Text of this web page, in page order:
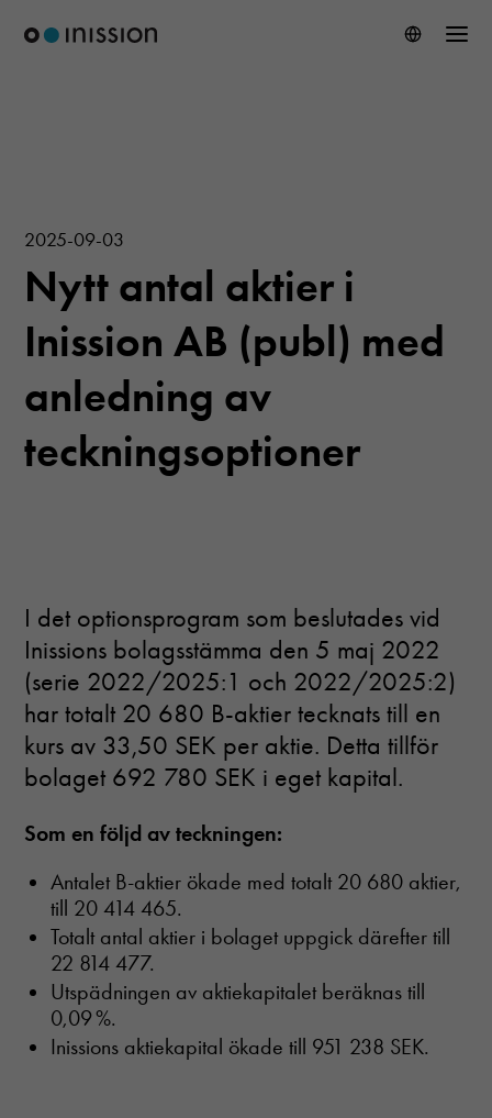
2025-09-03
Nytt antal aktier i
Inission AB (publ) med
anledning av
teckningsoptioner
I det optionsprogram som beslutades vid
Inissions bolagsstämma den 5 maj 2022
(serie 2022/2025:1 och 2022/2025:2)
har totalt 20 680 B-aktier tecknats till en
kurs av 33,50 SEK per aktie. Detta tillför
bolaget 692 780 SEK i eget kapital.
Som en följd av teckningen:
Antalet B-aktier ökade med totalt 20 680 aktier,
till 20 414 465.
Totalt antal aktier i bolaget uppgick därefter till
22 814 477.
Utspädningen av aktiekapitalet beräknas till
0,09 %.
Inissions aktiekapital ökade till 951 238 SEK.